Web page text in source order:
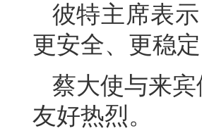
彼特主席表
更安全、更稳
蔡大使与来宾
友好热烈。